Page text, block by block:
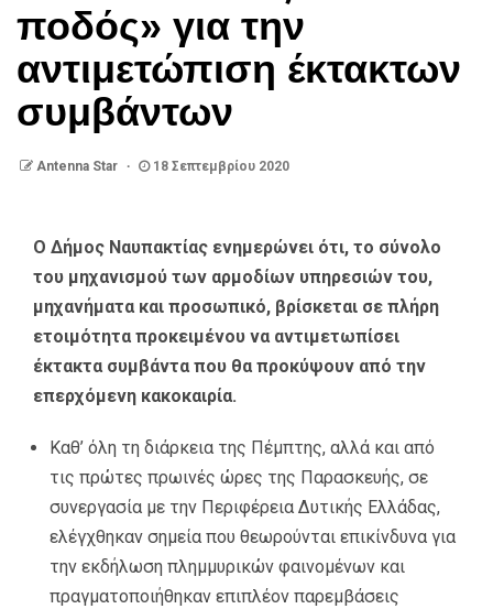
ποδός» για την
αντιμετώπιση έκτακτων
συμβάντων
Antenna Star 18 Σεπτεμβρίου 2020
Ο Δήμος Ναυπακτίας ενημερώνει ότι, το σύνολο
του μηχανισμού των αρμοδίων υπηρεσιών του,
μηχανήματα και προσωπικό, βρίσκεται σε πλήρη
ετοιμότητα προκειμένου να αντιμετωπίσει
έκτακτα συμβάντα που θα προκύψουν από την
επερχόμενη κακοκαιρία.
Καθ’ όλη τη διάρκεια της Πέμπτης, αλλά και από
τις πρώτες πρωινές ώρες της Παρασκευής, σε
συνεργασία με την Περιφέρεια Δυτικής Ελλάδας,
ελέγχθηκαν σημεία που θεωρούνται επικίνδυνα για
την εκδήλωση πλημμυρικών φαινομένων και
πραγματοποιήθηκαν επιπλέον παρεμβάσεις